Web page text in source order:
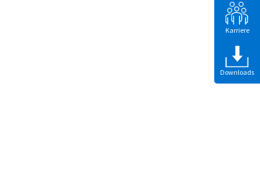
Karriere
Downloads